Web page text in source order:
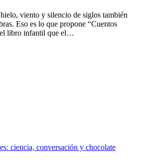
viento y silencio de siglos también
Eso es lo que propone “Cuentos
libro infantil que el…